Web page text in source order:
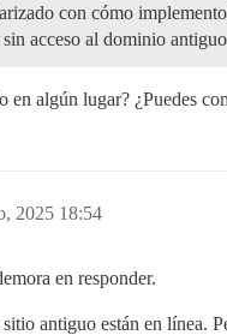
con cómo
acceso al dominio
en algún lugar? ¿Puedes
2025 18:54
en responder.
antiguo están en línea.